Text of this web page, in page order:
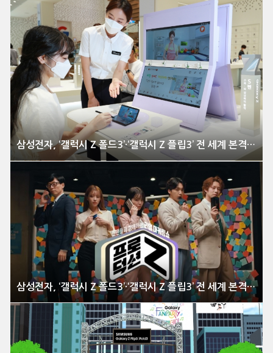
삼성전자, ‘갤럭시 Z 폴드3’·‘갤럭시 Z 플립3’ 전 세계 본격 출시
삼성전자, ‘갤럭시 Z 폴드3’·‘갤럭시 Z 플립3’ 전 세계 본격 출시